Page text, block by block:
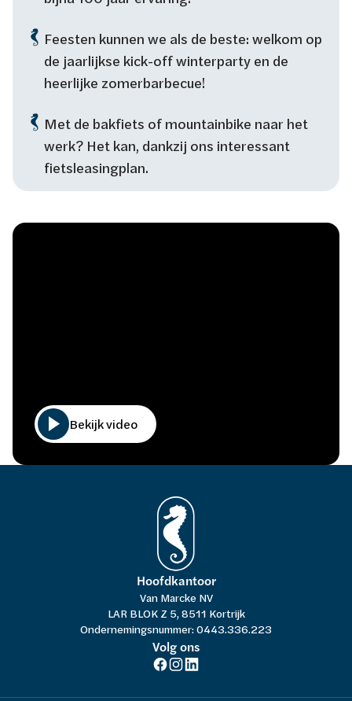
Feesten kunnen we als de beste: welkom op
de jaarlijkse kick-off winterparty en de
heerlijke zomerbarbecue!
Met de bakfiets of mountainbike naar het
werk? Het kan, dankzij ons interessant
fietsleasingplan.
Bekijk video
Hoofdkantoor
Van Marcke NV
LAR BLOK Z 5, 8511 Kortrijk
Ondernemingsnummer: 0443.336.223
Volg ons